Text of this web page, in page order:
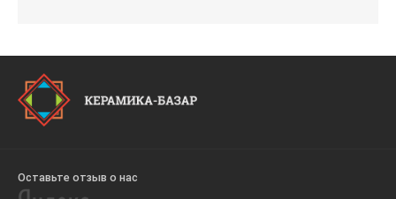
Оставьте отзыв о нас